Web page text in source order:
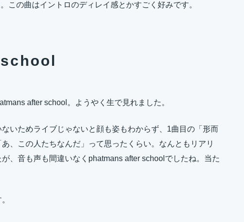
この曲はイントロのディレイ感とかすごく好みです。
after school。ようやく生で見れました。
いためライブじゃないと顔も姿もわからず、1曲目の「形而
、この人たちなんだ」って思ったくらい。なんともリアリ
、音も声も間違いなくphatmans after schoolでしたね。当た